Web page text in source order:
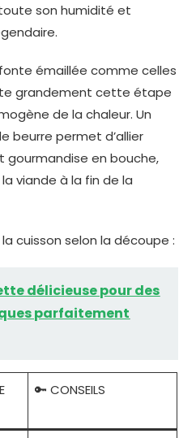
son humidité et
émaillée comme celles
grandement cette étape
de la chaleur. Un
beurre permet d’allier
gourmandise en bouche,
viande à la fin de la
cuisson selon la découpe :
délicieuse pour des
parfaitement
🔑 CONSEILS